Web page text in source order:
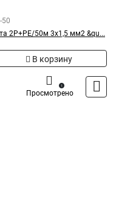
50
2Р+PЕ/50м 3х1,5 мм2 &qu...
В корзину
Просмотрено
1